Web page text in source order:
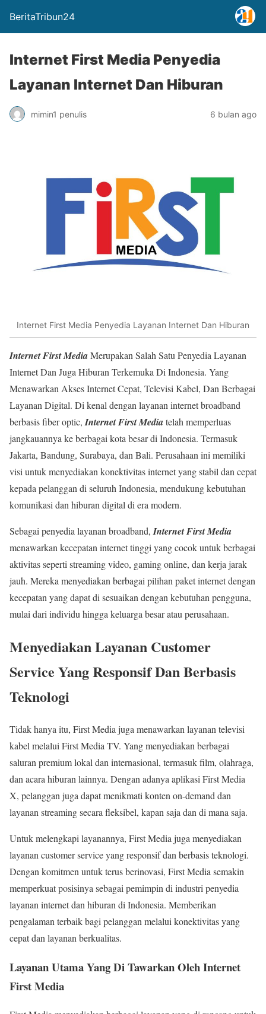
BeritaTribun24
Internet First Media Penyedia
Layanan Internet Dan Hiburan
mimin1 penulis 6 bulan ago
Internet First Media Penyedia Layanan Internet Dan Hiburan
Internet First MediaMerupakan Salah Satu Penyedia Layanan
Internet Dan Juga Hiburan Terkemuka Di Indonesia. Yang
Menawarkan Akses Internet Cepat, Televisi Kabel, Dan Berbagai
Layanan Digital. Di kenal dengan layanan internet broadband
berbasis fiber optic, Internet First Mediatelah memperluas
jangkauannya ke berbagai kota besar di Indonesia. Termasuk
Jakarta, Bandung, Surabaya, dan Bali. Perusahaan ini memiliki
visi untuk menyediakan konektivitas internet yang stabil dan cepat
kepada pelanggan di seluruh Indonesia, mendukung kebutuhan
komunikasi dan hiburan digital di era modern.
Sebagai penyedia layanan broadband, Internet First Media
menawarkan kecepatan internet tinggi yang cocok untuk berbagai
aktivitas seperti streaming video, gaming online, dan kerja jarak
jauh. Mereka menyediakan berbagai pilihan paket internet dengan
kecepatan yang dapat di sesuaikan dengan kebutuhan pengguna,
mulai dari individu hingga keluarga besar atau perusahaan.
Menyediakan Layanan Customer
Service Yang Responsif Dan Berbasis
Teknologi
Tidak hanya itu, First Media juga menawarkan layanan televisi
kabel melalui First Media TV. Yang menyediakan berbagai
saluran premium lokal dan internasional, termasuk film, olahraga,
dan acara hiburan lainnya. Dengan adanya aplikasi First Media
X, pelanggan juga dapat menikmati konten on-demand dan
layanan streaming secara fleksibel, kapan saja dan di mana saja.
Untuk melengkapi layanannya, First Media juga menyediakan
layanan customer service yang responsif dan berbasis teknologi.
Dengan komitmen untuk terus berinovasi, First Media semakin
memperkuat posisinya sebagai pemimpin di industri penyedia
layanan internet dan hiburan di Indonesia. Memberikan
pengalaman terbaik bagi pelanggan melalui konektivitas yang
cepat dan layanan berkualitas.
Layanan Utama Yang Di Tawarkan Oleh Internet
First Media